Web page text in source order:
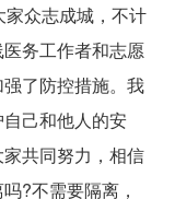
众志成城，不计
务工作者和志愿
了防控措施。我
己和他人的安
共同努力，相信
?不需要隔离，